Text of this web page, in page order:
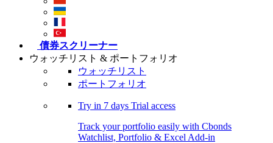
債券スクリーナー
ウォッチリスト & ポートフォリオ
ウォッチリスト
ポートフォリオ
Try in 7 days Trial access
Track your portfolio easily with Cbonds
Watchlist, Portfolio & Excel Add-in